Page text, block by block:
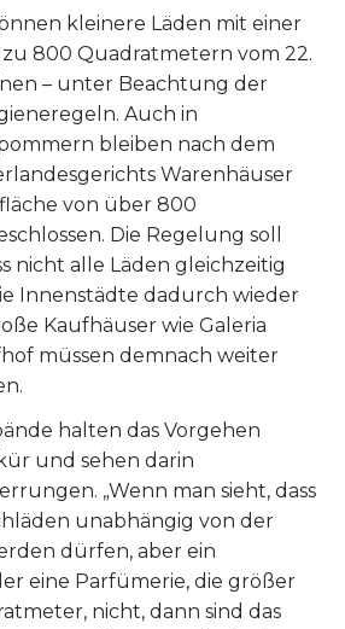
kleinere Läden mit einer
800 Quadratmetern vom 22.
– unter Beachtung der
Auch in
bleiben nach dem
Warenhäuser
von über 800
Die Regelung soll
nicht alle Läden gleichzeitig
Innenstädte dadurch wieder
Kaufhäuser wie Galeria
müssen demnach weiter
halten das Vorgehen
und sehen darin
„Wenn man sieht, dass
unabhängig von der
dürfen, aber ein
eine Parfümerie, die größer
nicht, dann sind das